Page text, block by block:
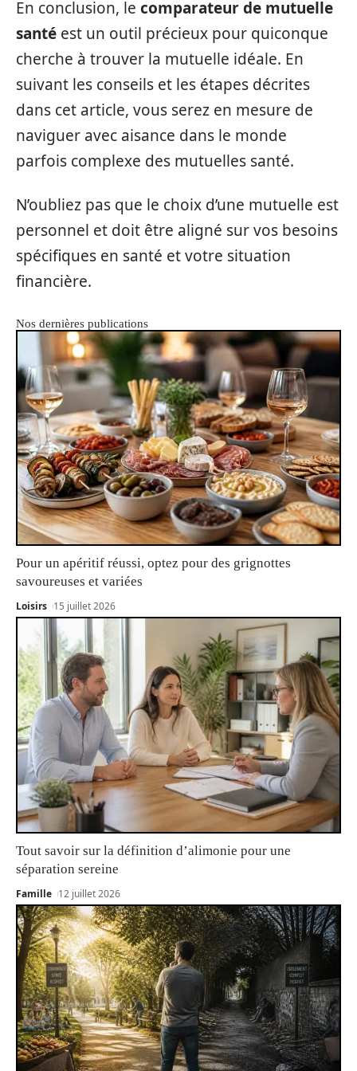
En conclusion, le comparateur de mutuelle
santé est un outil précieux pour quiconque
cherche à trouver la mutuelle idéale. En
suivant les conseils et les étapes décrites
dans cet article, vous serez en mesure de
naviguer avec aisance dans le monde
parfois complexe des mutuelles santé.
N’oubliez pas que le choix d’une mutuelle est
personnel et doit être aligné sur vos besoins
spécifiques en santé et votre situation
financière.
Nos dernières publications
Pour un apéritif réussi, optez pour des grignottes
savoureuses et variées
Loisirs 15 juillet 2026
Tout savoir sur la définition d’alimonie pour une
séparation sereine
Famille 12 juillet 2026